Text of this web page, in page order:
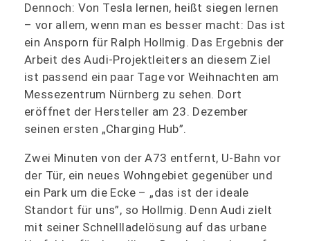
Dennoch: Von Tesla lernen, heißt siegen lernen
– vor allem, wenn man es besser macht: Das ist
ein Ansporn für Ralph Hollmig. Das Ergebnis der
Arbeit des Audi-Projektleiters an diesem Ziel
ist passend ein paar Tage vor Weihnachten am
Messezentrum Nürnberg zu sehen. Dort
eröffnet der Hersteller am 23. Dezember
seinen ersten „Charging Hub”.
Zwei Minuten von der A73 entfernt, U-Bahn vor
der Tür, ein neues Wohngebiet gegenüber und
ein Park um die Ecke – „das ist der ideale
Standort für uns”, so Hollmig. Denn Audi zielt
mit seiner Schnellladelösung auf das urbane